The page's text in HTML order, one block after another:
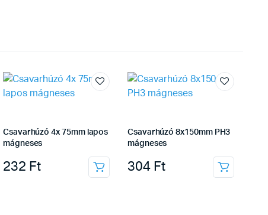
Csavarhúzó 4x 75mm lapos
mágneses
232 Ft
Csavarhúzó 8x150mm PH3
mágneses
304 Ft